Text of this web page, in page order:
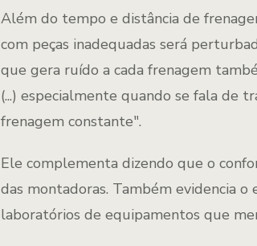
Além do tempo e distância de
com peças inadequadas será
que gera ruído a cada frenagem
(...) especialmente quando se fala de
frenagem constante".
Ele complementa dizendo que o
das montadoras. Também evidencia
laboratórios de equipamentos que